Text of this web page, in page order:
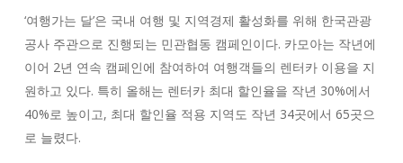
‘여행가는 달’은 국내 여행 및 지역경제 활성화를 위해 한국관광
공사 주관으로 진행되는 민관협동 캠페인이다. 카모아는 작년에
이어 2년 연속 캠페인에 참여하여 여행객들의 렌터카 이용을 지
원하고 있다. 특히 올해는 렌터카 최대 할인율을 작년 30%에서
40%로 높이고, 최대 할인율 적용 지역도 작년 34곳에서 65곳으
로 늘렸다.